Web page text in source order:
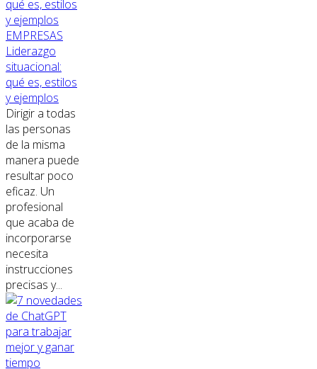
EMPRESAS
Liderazgo
situacional:
qué es, estilos
y ejemplos
Dirigir a todas
las personas
de la misma
manera puede
resultar poco
eficaz. Un
profesional
que acaba de
incorporarse
necesita
instrucciones
precisas y...